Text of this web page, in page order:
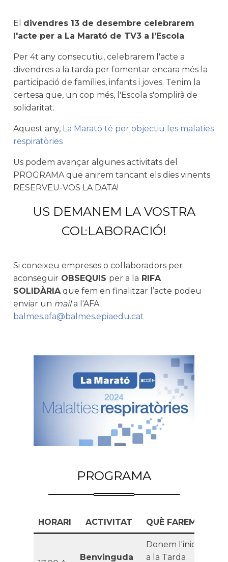
El divendres 13 de desembre celebrarem
l'acte per a La Marató de TV3 a l’Escola.
Per 4t any consecutiu, celebrarem l'acte a
divendres a la tarda per fomentar encara més la
participació de famílies, infants i joves. Tenim la
certesa que, un cop més, l'Escola s'omplirà de
solidaritat.
Aquest any, La Marató té per objectiu les malaties
respiratòries
Us podem avançar algunes activitats del
PROGRAMA que anirem tancant els dies vinents.
RESERVEU-VOS LA DATA!
US DEMANEM LA VOSTRA
COL·LABORACIÓ!
Si coneixeu empreses o col·laboradors per
aconseguir OBSEQUIS per a la RIFA
SOLIDÀRIAque fem en finalitzar l’acte podeu
enviar un maila l'AFA:
balmes.afa@balmes.epiaedu.cat
PROGRAMA
HORARI ACTIVITAT QUÈ FAREM?
Benvinguda
Donem l'inici
a la Tarda